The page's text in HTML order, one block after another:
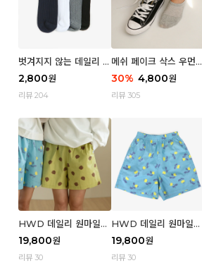
벗겨지지 않는 데일리 페
이크 삭스 (맨)
2,800원
리뷰 204
메쉬 페이크 삭스 우먼 3
P
30% 4,800원
리뷰 305
HWD 데일리 원마일
쇼츠 - 03 Poodle (우
먼)
19,800원
리뷰 30
HWD 데일리 원마일
쇼츠 - 02 Chouchou
(우먼)
19,800원
리뷰 30